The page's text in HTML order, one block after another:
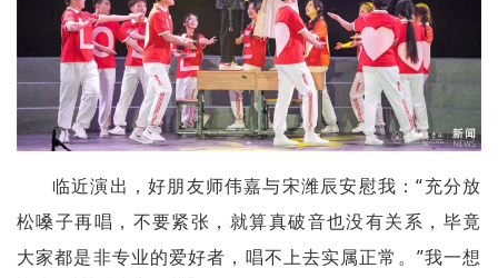
临近演出，好朋友师伟嘉与宋潍辰安慰我：“充分放
松嗓子再唱，不要紧张，就算真破音也没有关系，毕竟
大家都是非专业的爱好者，唱不上去实属正常。”我一想